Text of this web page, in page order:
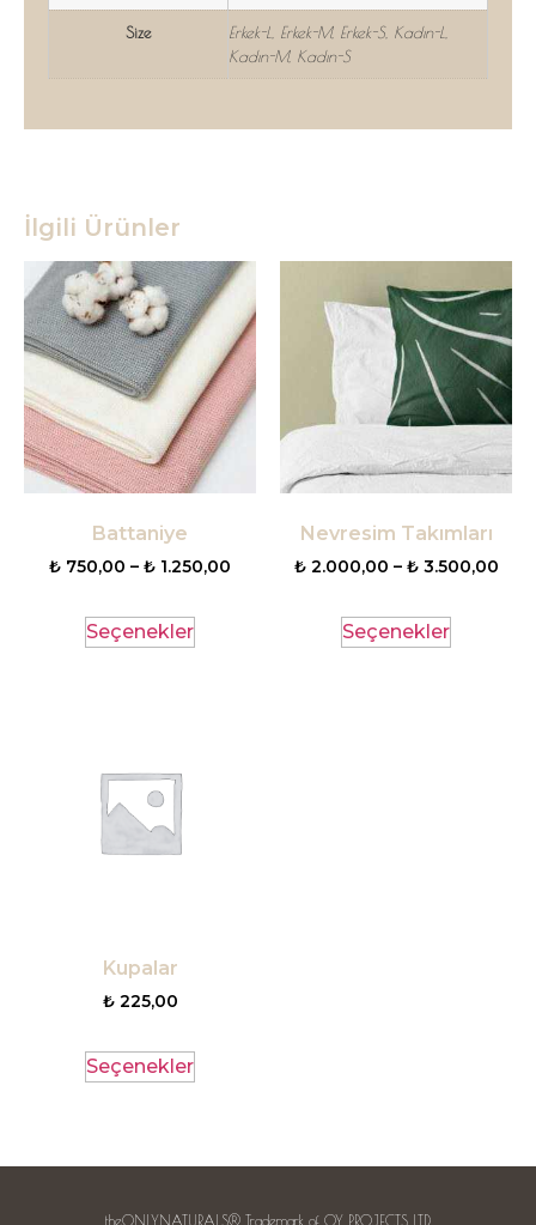
Size
Erkek-L, Erkek-M, Erkek-S, Kadın-L,
Kadın-M, Kadın-S
İlgili Ürünler
Battaniye
₺ 750,00 – ₺ 1.250,00
Seçenekler
Nevresim Takımları
₺2.000,00 – ₺3.500,00
Seçenekler
Kupalar
₺225,00
Seçenekler
theONLYNATURALS® Trademark of OY PROJECTS LTD